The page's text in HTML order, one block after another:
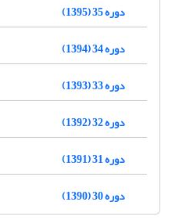
دوره 35 (1395)
دوره 34 (1394)
دوره 33 (1393)
دوره 32 (1392)
دوره 31 (1391)
دوره 30 (1390)